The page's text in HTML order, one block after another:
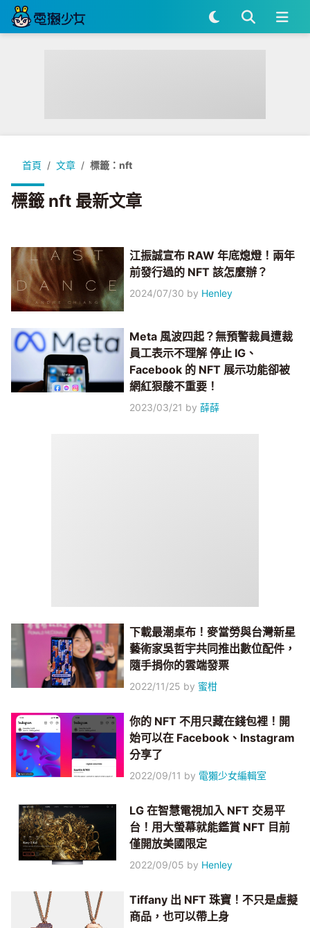
首頁 文章 標籤：nft
標籤 nft 最新文章
江振誠宣布 RAW 年底熄燈！兩年
前發行過的 NFT 該怎麼辦？
2024/07/30 by Henley
Meta 風波四起？無預警裁員遭裁
員工表示不理解 停止 IG、
Facebook 的 NFT 展示功能卻被
網紅狠酸不重要！
2023/03/21 by薛薛
下載最潮桌布！麥當勞與台灣新星
藝術家吳哲宇共同推出數位配件，
隨手捐你的雲端發票
2022/11/25 by 蜜柑
你的 NFT 不用只藏在錢包裡！開
始可以在 Facebook、Instagram
分享了
2022/09/11 by 電獺少女編輯室
LG 在智慧電視加入 NFT 交易平
台！用大螢幕就能鑑賞 NFT 目前
僅開放美國限定
2022/09/05 by Henley
Tiffany 出 NFT 珠寶！不只是虛擬
商品，也可以帶上身